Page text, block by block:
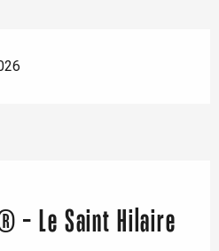
- Le Saint Hilaire